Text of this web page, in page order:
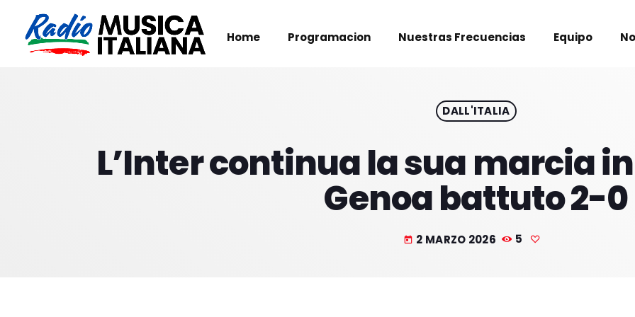
Home Programacion Nuestras Frecuencias Equipo
DALL'ITALIA
L’Inter continua la sua marcia
Genoa battuto 2-0
today 2 MARZO 2026 5